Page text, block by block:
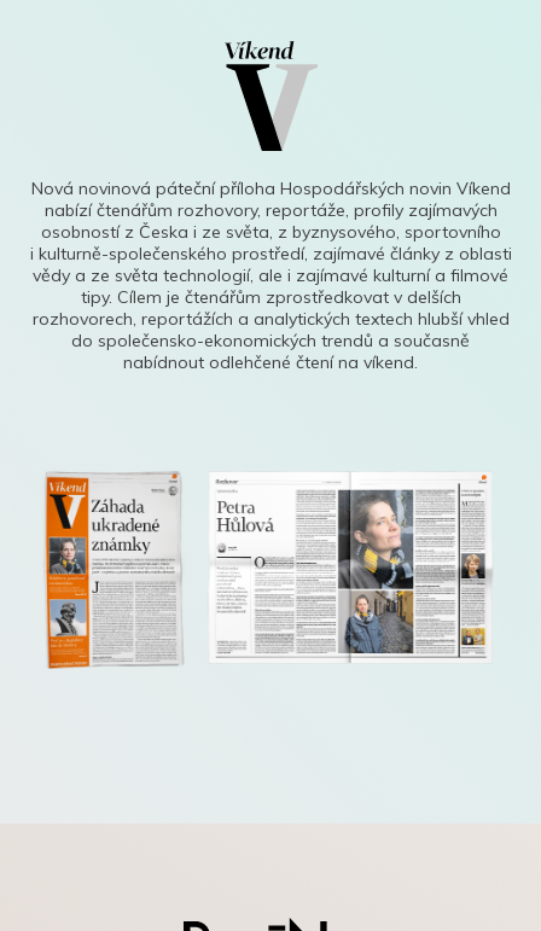
Nová novinová páteční příloha Hospodářských novin Víkend
nabízí čtenářům rozhovory, reportáže, profily zajímavých
osobností z Česka i ze světa, z byznysového, sportovního
i kulturně-společenského prostředí, zajímavé články z oblasti
vědy a ze světa technologií, ale i zajímavé kulturní a filmové
tipy. Cílem je čtenářům zprostředkovat v delších
rozhovorech, reportážích a analytických textech hlubší vhled
do společensko-ekonomických trendů a současně
nabídnout odlehčené čtení na víkend.